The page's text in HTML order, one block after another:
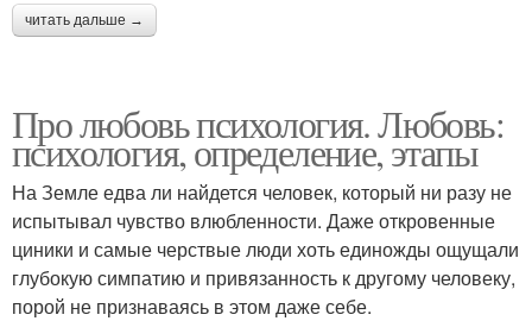
читать дальше →
Про любовь психология. Любовь:
психология, определение, этапы
На Земле едва ли найдется человек, который ни разу не
испытывал чувство влюбленности. Даже откровенные
циники и самые черствые люди хоть единожды ощущали
глубокую симпатию и привязанность к другому человеку,
порой не признаваясь в этом даже себе.